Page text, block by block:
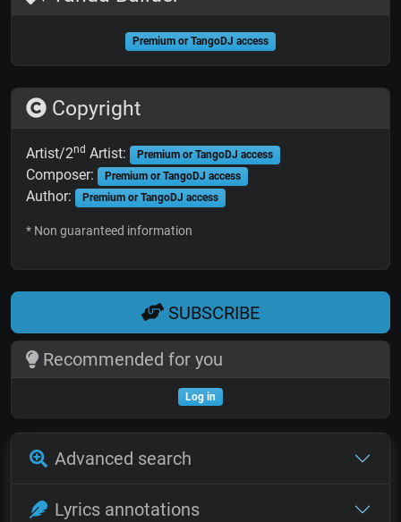
Premium or TangoDJ access
Copyright
Artist/2nd Artist: Premium or TangoDJ access
Composer: Premium or TangoDJ access
Author: Premium or TangoDJ access
* Non guaranteed information
SUBSCRIBE
Recommended for you
Log in
Advanced search
Lyrics annotations